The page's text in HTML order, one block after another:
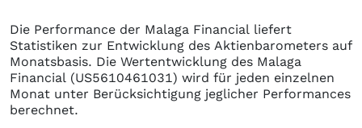
Die Performance der Malaga Financial liefert
Statistiken zur Entwicklung des Aktienbarometers auf
Monatsbasis. Die Wertentwicklung des Malaga
Financial (US5610461031) wird für jeden einzelnen
Monat unter Berücksichtigung jeglicher Performances
berechnet.